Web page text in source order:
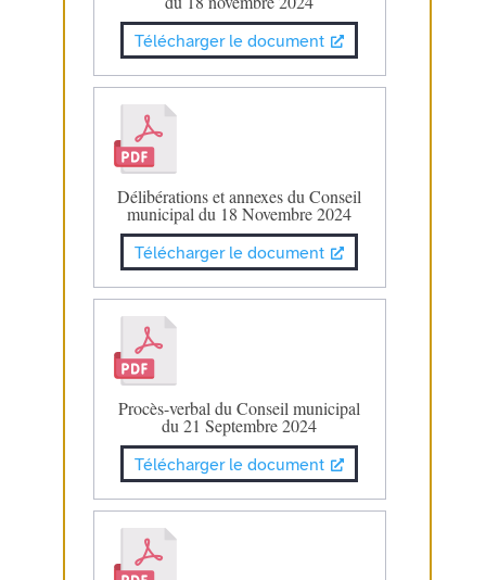
Télécharger le document
Délibérations et annexes du Conseil
municipal du 18 Novembre 2024
Télécharger le document
Procès-verbal du Conseil municipal
du 21 Septembre 2024
Télécharger le document